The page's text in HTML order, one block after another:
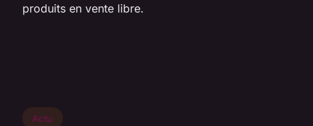
produits en vente libre.
Actu